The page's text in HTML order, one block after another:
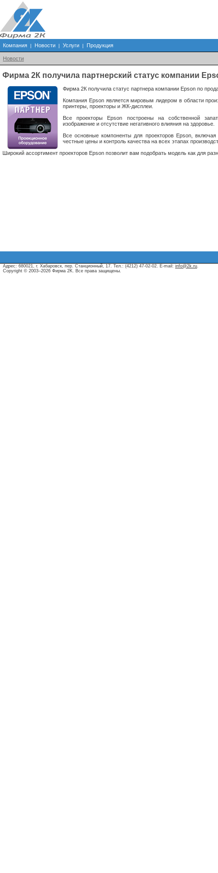
Компания | Новости | Услуги | Продукция
Новости
Фирма 2К получила партнерский статус компании
Фирма 2К получила статус партнера компании Epson по
Компания Epson является мировым лидером в области
принтеры, проекторы и ЖК-дисплеи.
Все проекторы Epson построены на собственной
изображение и отсутствие негативного влияния на здоровье.
Все основные компоненты для проекторов Epson,
честные цены и контроль качества на всех этапах
Широкий ассортимент проекторов Epson позволит вам подобрать модель как для
Адрес: 680021, г. Хабаровск, пер. Станционный, 17. Тел.: (4212) 47-02-02. E-mail: info@2k.ru.
Copyright © 2003–2026 Фирма 2K. Все права защищены.